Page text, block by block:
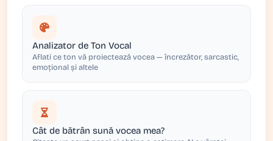
Analizator de Ton Vocal
Aflati ce ton vă proiectează vocea — încrezător, sarcastic,
emoțional și altele
Cât de bătrân sună vocea mea?